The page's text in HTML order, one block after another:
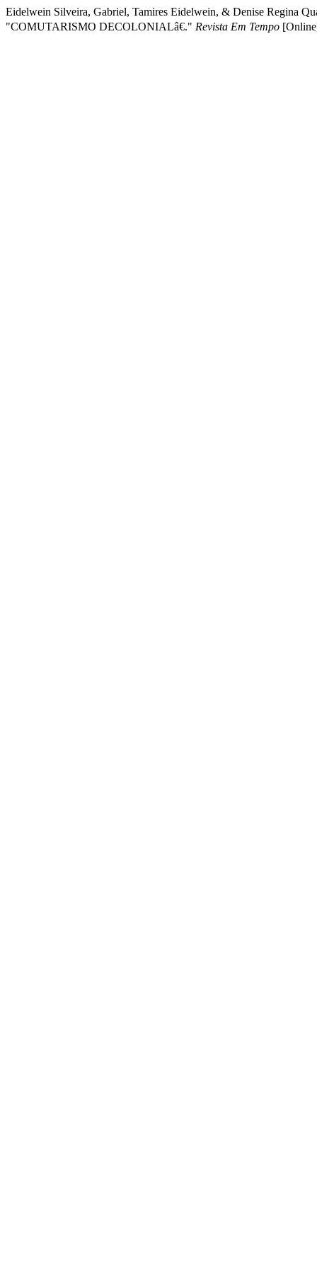
Eidelwein Silveira, Gabriel, Tamires Eidelwein, & Denise Regina
"COMUTARISMO DECOLONIALâ€." Revista Em Tempo